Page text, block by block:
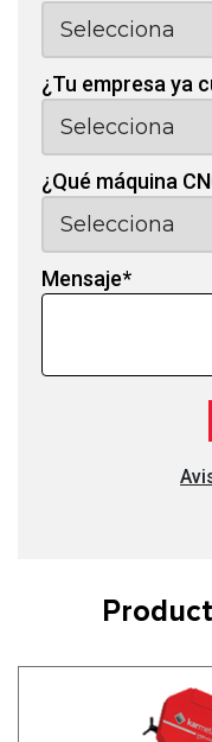
¿Tu empresa ya
¿Qué máquina
Mensaje*